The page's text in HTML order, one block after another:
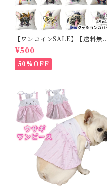
【ワンコインSALE】【送料無
料】KM503G クッションカバー
フレンチブルドッグ クリーム フ
レブル
¥500
50%OFF